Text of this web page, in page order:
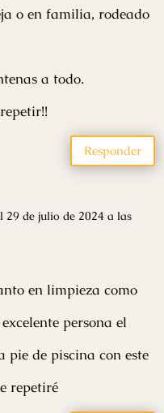
o en familia, rodeado
a todo.
Responder
29 de julio de 2024 a las
en limpieza como
persona el
de piscina con este
repetiré